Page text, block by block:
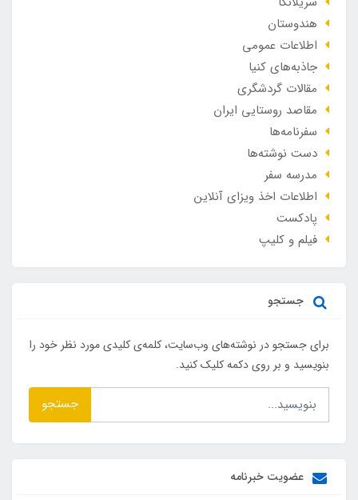
هندوستان
اطلاعات عمومی
جاذبه‌های کنیا
مقالات گردشگری
مقاصد روستایی ایران
سفرنامه‌ها
دست نوشته‌ها
مدرسه سفر
اطلاعات اخذ ویزای آنلاین
پادکست
فیلم و کلیپ
جستجو
برای جستجو در نوشته‌های وب‌سایت، کلمه‌ی کلیدی مورد نظر خود را
بنویسید و بر روی دکمه کلیک کنید.
جستجو
عضویت خبرنامه